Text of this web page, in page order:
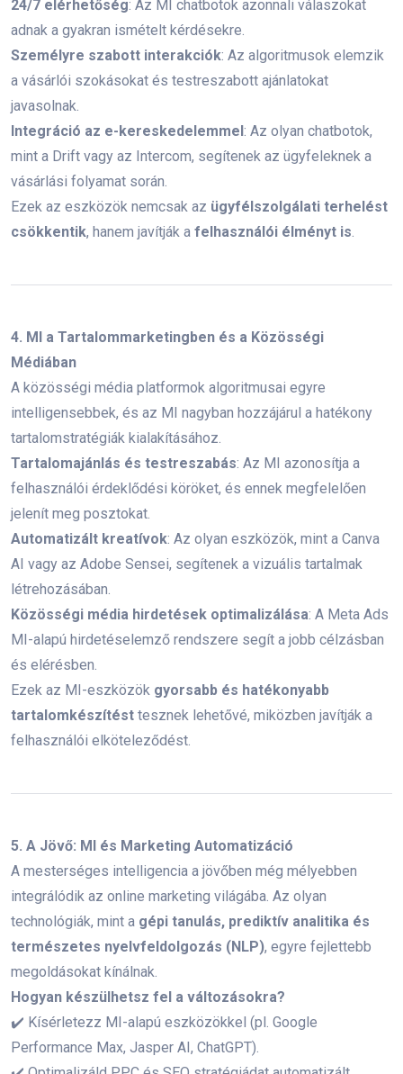
online marketing stratégia startup
kezdő lépések facebook figma
online marketinges
Online marketing szakma SEO
Online marketing stratégia
Facebook posztok
Online marketing
mesterséges intelligencia
online marketing képzés
Facebook Tiktok Social Media
tartalommarketing CTA landing page
Hírlevél AI Google Ads teszt
videómarketing chatbot
marketing automatizálás
Marketing Animáció webshop
Influencer marketing
Digitális marketing stratégia Márkaépítés
Marketingstratégia Online Márkaidentitás
Tartalommarketing Keresőoptimalizálás
Márkastratégia Vizuális identitás
Célközönség meghatározása Marketing
24/7 elérhetőség: Az MI chatbotok azonnali válaszokat
adnak a gyakran ismételt kérdésekre.
Személyre szabott interakciók: Az algoritmusok elemzik
a vásárlói szokásokat és testreszabott ajánlatokat
javasolnak.
Integráció az e-kereskedelemmel: Az olyan chatbotok,
mint a Drift vagy az Intercom, segítenek az ügyfeleknek a
vásárlási folyamat során.
Ezek az eszközök nemcsak az ügyfélszolgálati terhelést
csökkentik, hanem javítják a felhasználói élményt is
4. MI a Tartalommarketingben és a Közösségi
Médiában
A közösségi média platformok algoritmusai egyre
intelligensebbek, és az MI nagyban hozzájárul a hatékony
tartalomstratégiák kialakításához.
Tartalomajánlás és testreszabás: Az MI azonosítja a
felhasználói érdeklődési köröket, és ennek megfelelően
jelenít meg posztokat.
Automatizált kreatívok: Az olyan eszközök, mint a Canva
AI vagy az Adobe Sensei, segítenek a vizuális tartalmak
létrehozásában.
Közösségi média hirdetések optimalizálása: A Meta Ads
MI-alapú hirdetéselemző rendszere segít a jobb célzásban
és elérésben.
Ezek az MI-eszközök gyorsabb és hatékonyabb
tartalomkészítést tesznek lehetővé, miközben javítják a
felhasználói elköteleződést.
5. A Jövő: MI és Marketing Automatizáció
A mesterséges intelligencia a jövőben még mélyebben
integrálódik az online marketing világába. Az olyan
technológiák, mint a gépi tanulás, prediktív analitika és
természetes nyelvfeldolgozás (NLP), egyre fejlettebb
megoldásokat kínálnak.
Hogyan készülhetsz fel a változásokra?
✔️ Kísérletezz MI-alapú eszközökkel (pl. Google
Performance Max, Jasper AI, ChatGPT).